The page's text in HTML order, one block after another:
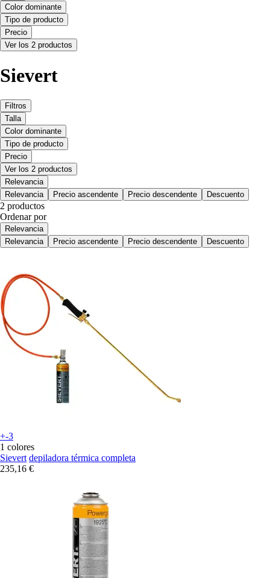
Color dominante
Tipo de producto
Precio
Ver los 2 productos
Sievert
Filtros
Talla
Color dominante
Tipo de producto
Precio
Ver los 2 productos
Relevancia
Relevancia
Precio ascendente Precio descendente Descuento
2 productos
Ordenar por
Relevancia
Relevancia
Precio ascendente Precio descendente Descuento
+-3
1 colores
Sievert depiladora térmica completa
235,16 €